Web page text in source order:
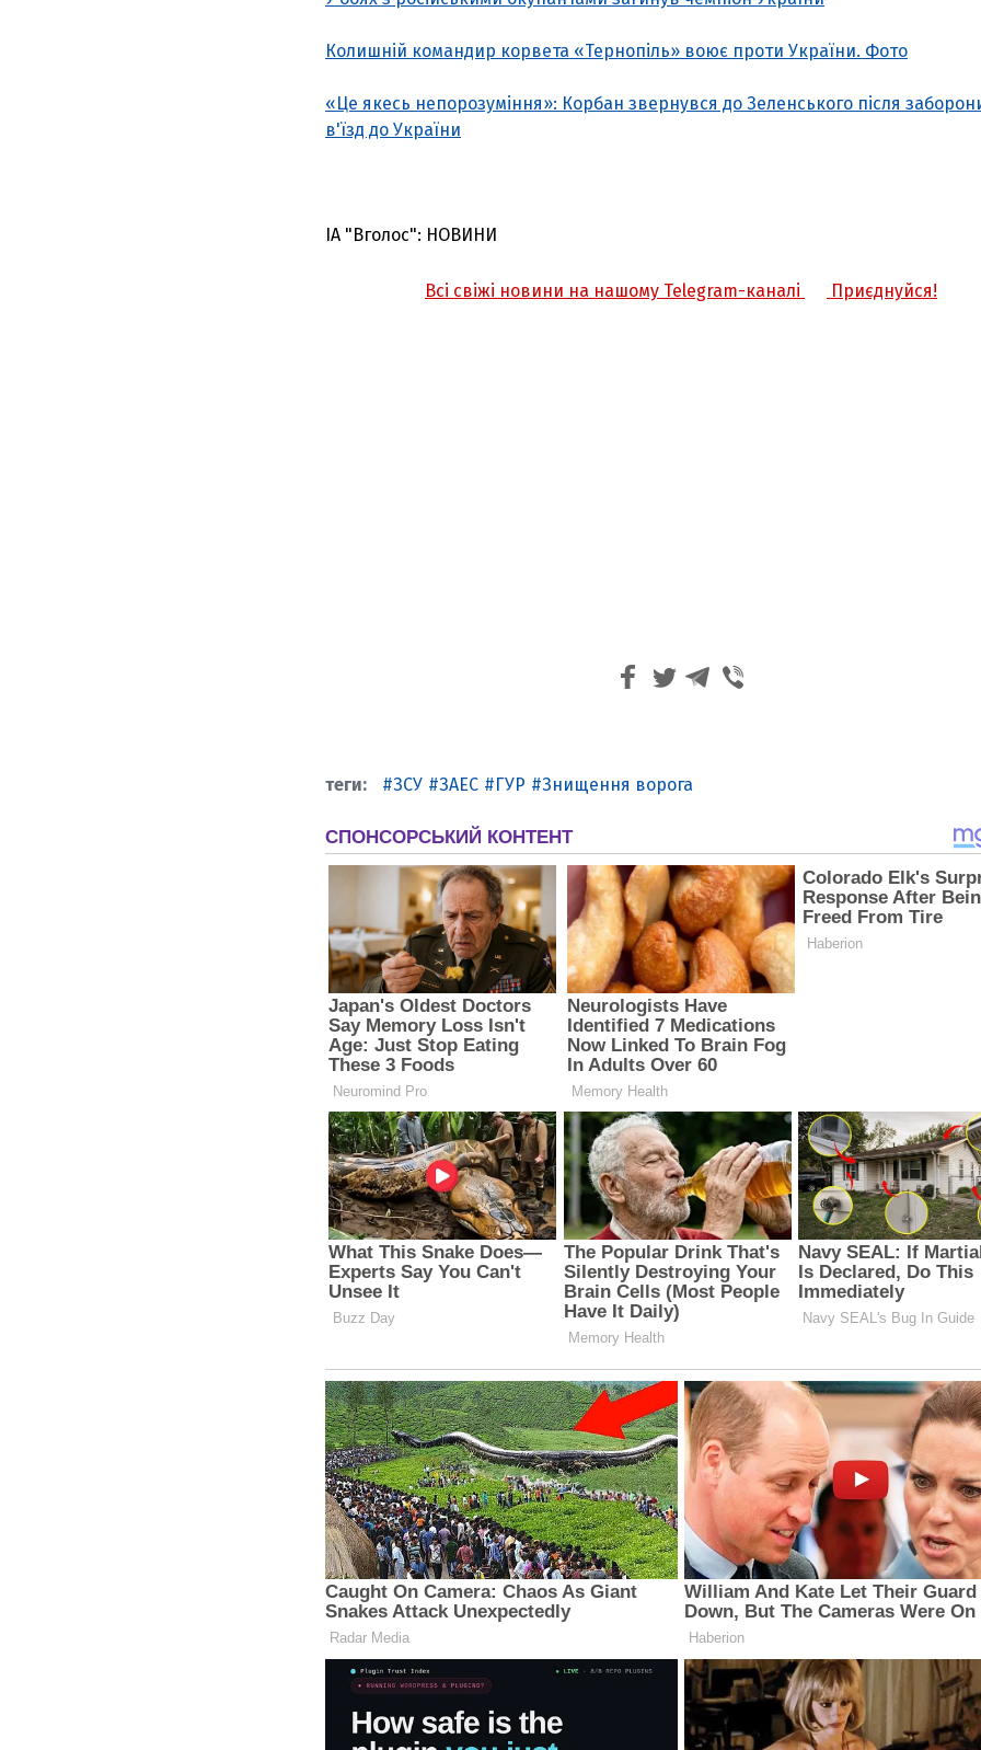
Колишній командир корвета «Тернопіль» воює проти України. Фото
«Це якесь непорозуміння»: Корбан звернувся до Зеленського після
в'їзд до України
ІА "Вголос": НОВИНИ
Всі свіжі новини на нашому Telegram-каналі Приєднуйся!
ЗСУ ЗАЕС ГУР Знищення ворога